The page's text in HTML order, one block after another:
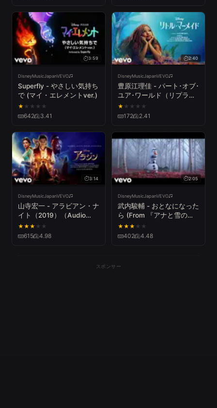
3:59
DisneyMusicJapanVEVO
Superfly - やさしい気持ち
で (マイ・エレメントver.)
★ ★ ★ ★ ★
642 3.41
2:40
DisneyMusicJapanVEVO
豊原江理佳 - パート･オブ･
ユア･ワールド（リプライ
ズ） (From 『リトル・マ
ーメイド』／日本語版)
★ ★ ★ ★ ★
172 2.41
3:14
DisneyMusicJapanVEVO
山寺宏一 - アラビアン・ナ
イト（2019）（Audio
Only）（From『アラジ
ン』）
★★★ ★ ★
615 4.98
2:05
DisneyMusicJapanVEVO
武内駿輔 - おとなになった
ら (From 『アナと雪の女
王２』)
★★★ ★ ★
402 4.48
スポンサー